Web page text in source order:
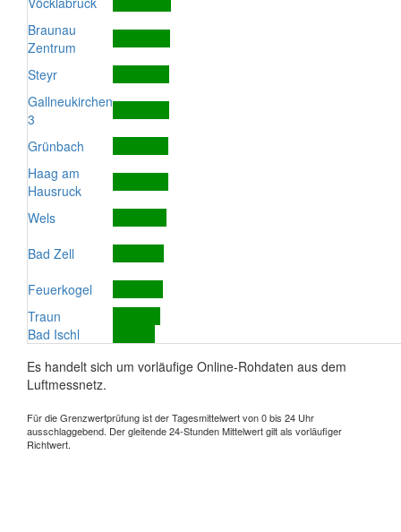
Braunau
Zentrum
Steyr
Gallneukirchen
3
Grünbach
Haag am
Hausruck
Wels
Bad Zell
Feuerkogel
Traun
Bad Ischl
Es handelt sich um vorläufige Online-Rohdaten aus dem
Luftmessnetz.
Für die Grenzwertprüfung ist der Tagesmittelwert von 0 bis 24 Uhr
ausschlaggebend. Der gleitende 24-Stunden Mittelwert gilt als vorläufiger
Richtwert.